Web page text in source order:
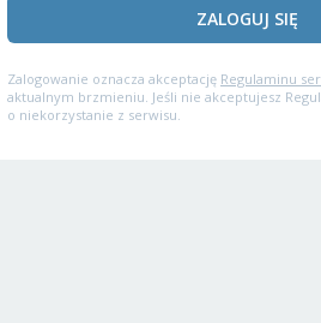
ZALOGUJ SIĘ
Zalogowanie oznacza akceptację Regulaminu
aktualnym brzmieniu. Jeśli nie akceptujesz
o niekorzystanie z serwisu.